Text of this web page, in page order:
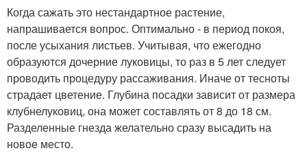
Когда сажать это нестандартное растение,
напрашивается вопрос. Оптимально - в период покоя,
после усыхания листьев. Учитывая, что ежегодно
образуются дочерние луковицы, то раз в 5 лет следует
проводить процедуру рассаживания. Иначе от тесноты
страдает цветение. Глубина посадки зависит от размера
клубнелуковиц, она может составлять от 8 до 18 см.
Разделенные гнезда желательно сразу высадить на
новое место.